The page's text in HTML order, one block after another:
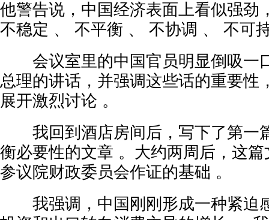
他警告说，中国经济表面上看似强劲
不稳定 、 不平衡 、 不协调 、 不可
会议室里的中国官员明显倒吸一
总理的讲话，并强调这些话的重要性
展开激烈讨论 。
我回到酒店房间后，写下了第一
衡必要性的文章 。大约两周后，这
参议院财政委员会作证的基础 。
我强调，中国刚刚形成一种紧迫